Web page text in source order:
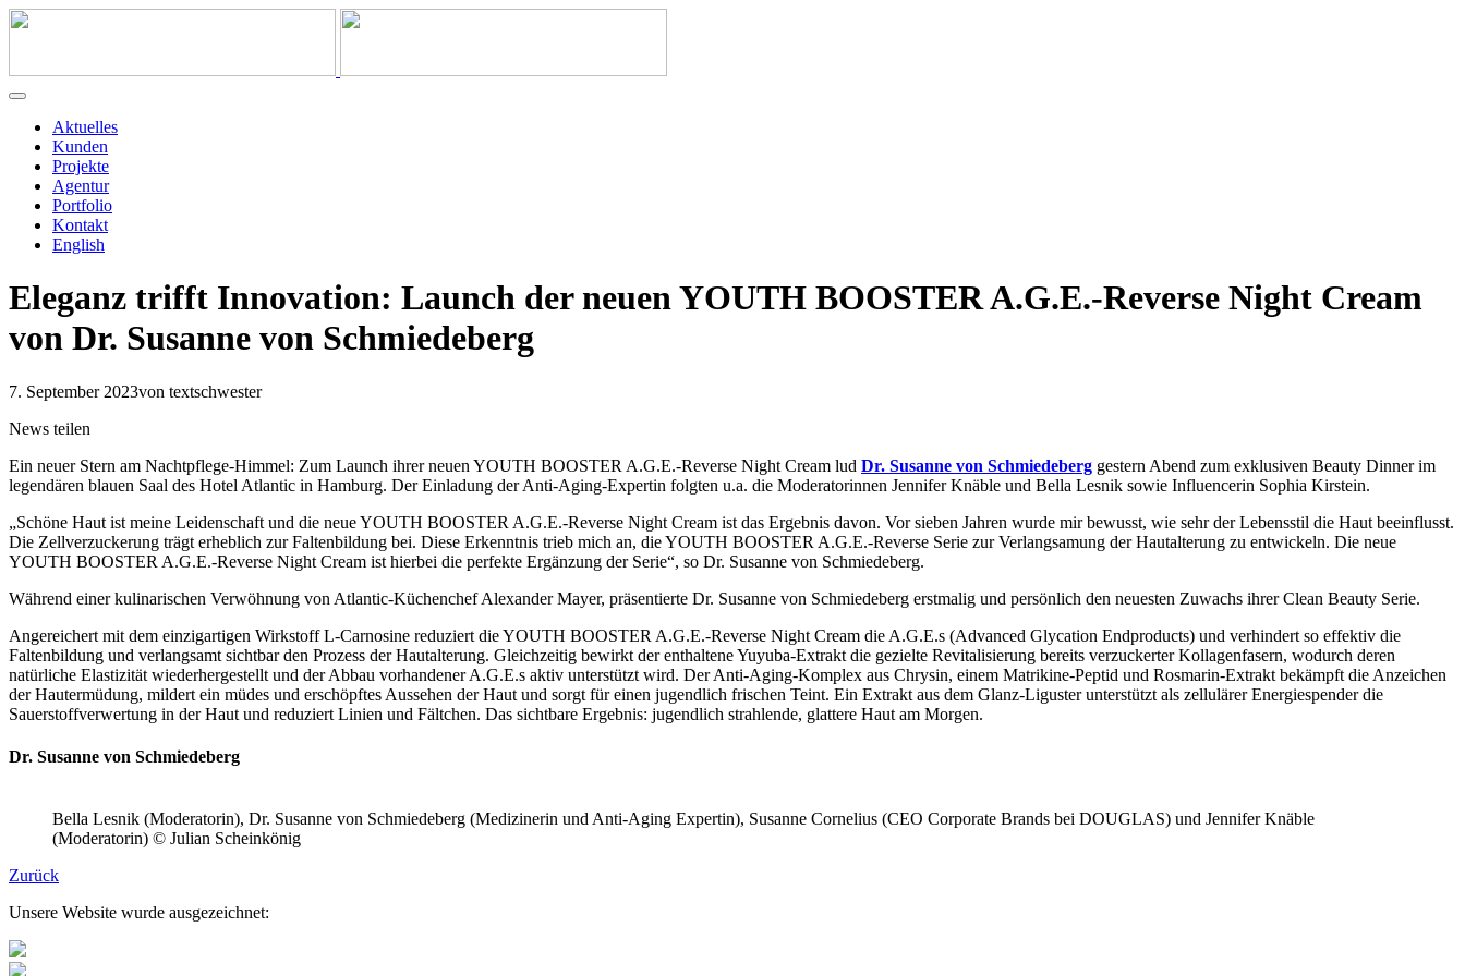
Aktuelles
Kunden
Projekte
Agentur
Portfolio
Kontakt
English
Eleganz trifft Innovation: Launch der neuen YOUTH BOOSTER A.G.E.-Reverse Night Cream
von Dr. Susanne von Schmiedeberg
7. September 2023von textschwester
News teilen
Ein neuer Stern am Nachtpflege-Himmel: Zum Launch ihrer neuen YOUTH BOOSTER A.G.E.-Reverse Night Cream lud Dr. Susanne von Schmiedeberg gestern Abend zum exklusiven Beauty Dinner im
legendären blauen Saal des Hotel Atlantic in Hamburg. Der Einladung der Anti-Aging-Expertin folgten u.a. die Moderatorinnen Jennifer Knäble und Bella Lesnik sowie Influencerin Sophia Kirstein.
„Schöne Haut ist meine Leidenschaft und die neue YOUTH BOOSTER A.G.E.-Reverse Night Cream ist das Ergebnis davon. Vor sieben Jahren wurde mir bewusst, wie sehr der Lebensstil die Haut beeinflusst.
Die Zellverzuckerung trägt erheblich zur Faltenbildung bei. Diese Erkenntnis trieb mich an, die YOUTH BOOSTER A.G.E.-Reverse Serie zur Verlangsamung der Hautalterung zu entwickeln. Die neue
YOUTH BOOSTER A.G.E.-Reverse Night Cream ist hierbei die perfekte Ergänzung der Serie“, so Dr. Susanne von Schmiedeberg.
Während einer kulinarischen Verwöhnung von Atlantic-Küchenchef Alexander Mayer, präsentierte Dr. Susanne von Schmiedeberg erstmalig und persönlich den neuesten Zuwachs ihrer Clean Beauty Serie.
Angereichert mit dem einzigartigen Wirkstoff L-Carnosine reduziert die YOUTH BOOSTER A.G.E.-Reverse Night Cream die A.G.E.s (Advanced Glycation Endproducts) und verhindert so effektiv die
Faltenbildung und verlangsamt sichtbar den Prozess der Hautalterung. Gleichzeitig bewirkt der enthaltene Yuyuba-Extrakt die gezielte Revitalisierung bereits verzuckerter Kollagenfasern, wodurch deren
natürliche Elastizität wiederhergestellt und der Abbau vorhandener A.G.E.s aktiv unterstützt wird. Der Anti-Aging-Komplex aus Chrysin, einem Matrikine-Peptid und Rosmarin-Extrakt bekämpft die Anzeichen
der Hautermüdung, mildert ein müdes und erschöpftes Aussehen der Haut und sorgt für einen jugendlich frischen Teint. Ein Extrakt aus dem Glanz-Liguster unterstützt als zellulärer Energiespender die
Sauerstoffverwertung in der Haut und reduziert Linien und Fältchen. Das sichtbare Ergebnis: jugendlich strahlende, glattere Haut am Morgen.
Dr. Susanne von Schmiedeberg
Bella Lesnik (Moderatorin), Dr. Susanne von Schmiedeberg (Medizinerin und Anti-Aging Expertin), Susanne Cornelius (CEO Corporate Brands bei DOUGLAS) und Jennifer Knäble
(Moderatorin) © Julian Scheinkönig
Zurück
Unsere Website wurde ausgezeichnet: